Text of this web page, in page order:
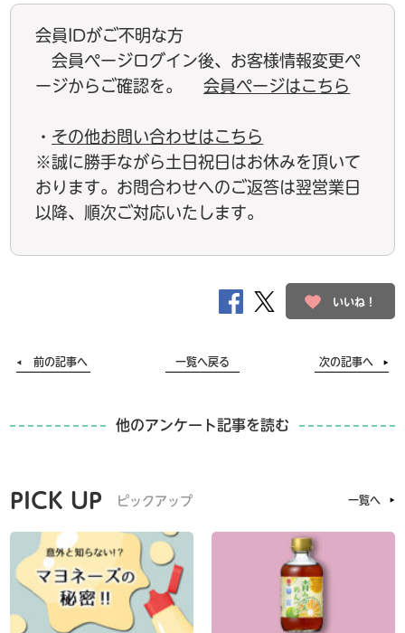
会員IDがご不明な方
会員ページログイン後、お客様情報変更ペ
ージからご確認を。会員ページはこちら
・ その他お問い合わせはこちら
※誠に勝手ながら土日祝日はお休みを頂いて
おります。お問合わせへのご返答は翌営業日
以降、順次ご対応いたします。
いいね！
前の記事へ 一覧へ戻る 次の記事へ
他のアンケート記事を読む
PICK UP ピックアップ 一覧へ